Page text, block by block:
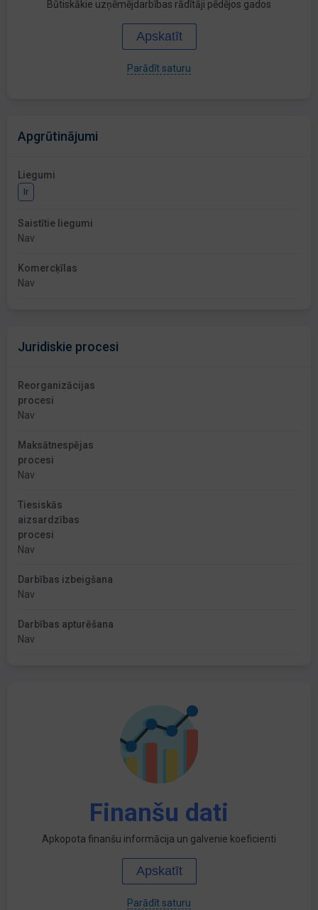
Būtiskākie uzņēmējdarbības rādītāji pēdējos gados
Apskatīt
Parādīt saturu
Apgrūtinājumi
Liegumi
Ir
Saistītie liegumi
Nav
Komercķīlas
Nav
Juridiskie procesi
Reorganizācijas
procesi
Nav
Maksātnespējas
procesi
Nav
Tiesiskās
aizsardzības
procesi
Nav
Darbības izbeigšana
Nav
Darbības apturēšana
Nav
Finanšu dati
Apkopota finanšu informācija un galvenie koeficienti
Apskatīt
Parādīt saturu